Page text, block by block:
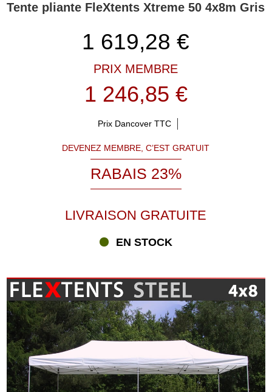
Tente pliante FleXtents Xtreme 50 4x8m Gris
1 619,28 €
PRIX MEMBRE
1 246,85 €
Prix Dancover TTC
DEVENEZ MEMBRE, C’EST GRATUIT
RABAIS 23%
LIVRAISON GRATUITE
EN STOCK